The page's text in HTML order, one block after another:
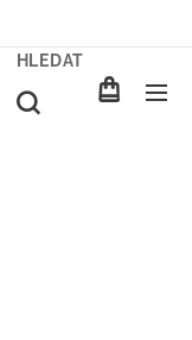
HLEDAT